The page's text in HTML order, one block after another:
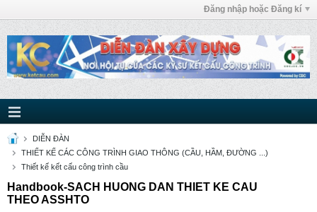
Đăng nhập hoặc Đăng kí
DIỄN ĐÀN
THIẾT KẾ CÁC CÔNG TRÌNH GIAO THÔNG (CẦU, HẦM, ĐƯỜNG ...)
Thiết kế kết cấu công trình cầu
Handbook-SACH HUONG DAN THIET KE CAU
THEO ASSHTO